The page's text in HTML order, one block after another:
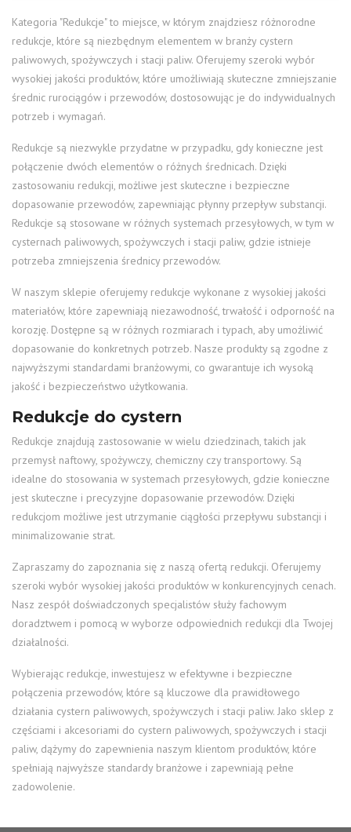
Kategoria "Redukcje" to miejsce, w którym znajdziesz różnorodne
redukcje, które są niezbędnym elementem w branży cystern
paliwowych, spożywczych i stacji paliw. Oferujemy szeroki wybór
wysokiej jakości produktów, które umożliwiają skuteczne zmniejszanie
średnic rurociągów i przewodów, dostosowując je do indywidualnych
potrzeb i wymagań.
Redukcje są niezwykle przydatne w przypadku, gdy konieczne jest
połączenie dwóch elementów o różnych średnicach. Dzięki
zastosowaniu redukcji, możliwe jest skuteczne i bezpieczne
dopasowanie przewodów, zapewniając płynny przepływ substancji.
Redukcje są stosowane w różnych systemach przesyłowych, w tym w
cysternach paliwowych, spożywczych i stacji paliw, gdzie istnieje
potrzeba zmniejszenia średnicy przewodów.
W naszym sklepie oferujemy redukcje wykonane z wysokiej jakości
materiałów, które zapewniają niezawodność, trwałość i odporność na
korozję. Dostępne są w różnych rozmiarach i typach, aby umożliwić
dopasowanie do konkretnych potrzeb. Nasze produkty są zgodne z
najwyższymi standardami branżowymi, co gwarantuje ich wysoką
jakość i bezpieczeństwo użytkowania.
Redukcje do cystern
Redukcje znajdują zastosowanie w wielu dziedzinach, takich jak
przemysł naftowy, spożywczy, chemiczny czy transportowy. Są
idealne do stosowania w systemach przesyłowych, gdzie konieczne
jest skuteczne i precyzyjne dopasowanie przewodów. Dzięki
redukcjom możliwe jest utrzymanie ciągłości przepływu substancji i
minimalizowanie strat.
Zapraszamy do zapoznania się z naszą ofertą redukcji. Oferujemy
szeroki wybór wysokiej jakości produktów w konkurencyjnych cenach.
Nasz zespół doświadczonych specjalistów służy fachowym
doradztwem i pomocą w wyborze odpowiednich redukcji dla Twojej
działalności.
Wybierając redukcje, inwestujesz w efektywne i bezpieczne
połączenia przewodów, które są kluczowe dla prawidłowego
działania cystern paliwowych, spożywczych i stacji paliw. Jako sklep z
częściami i akcesoriami do cystern paliwowych, spożywczych i stacji
paliw, dążymy do zapewnienia naszym klientom produktów, które
spełniają najwyższe standardy branżowe i zapewniają pełne
zadowolenie.